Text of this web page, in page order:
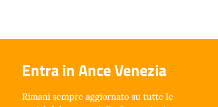
Entra in Ance Venezia
Rimani sempre aggiornato su tutte le